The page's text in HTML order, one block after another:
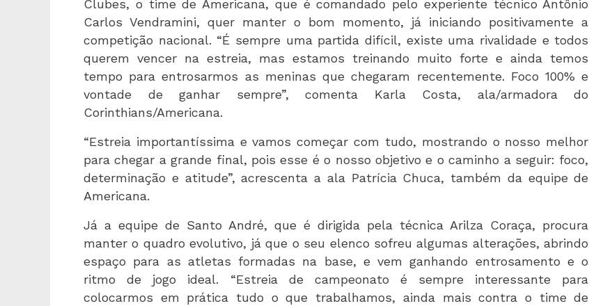
Clubes, o time de Americana, que é comandado pelo experiente técnico Antônio
Carlos Vendramini, quer manter o bom momento, já iniciando positivamente a
competição nacional. “É sempre uma partida difícil, existe uma rivalidade e todos
querem vencer na estreia, mas estamos treinando muito forte e ainda temos
tempo para entrosarmos as meninas que chegaram recentemente. Foco 100% e
vontade de ganhar sempre”, comenta Karla Costa, ala/armadora do
Corinthians/Americana.
“Estreia importantíssima e vamos começar com tudo, mostrando o nosso melhor
para chegar a grande final, pois esse é o nosso objetivo e o caminho a seguir: foco,
determinação e atitude”, acrescenta a ala Patrícia Chuca, também da equipe de
Americana.
Já a equipe de Santo André, que é dirigida pela técnica Arilza Coraça, procura
manter o quadro evolutivo, já que o seu elenco sofreu algumas alterações, abrindo
espaço para as atletas formadas na base, e vem ganhando entrosamento e o
ritmo de jogo ideal. “Estreia de campeonato é sempre interessante para
colocarmos em prática tudo o que trabalhamos, ainda mais contra o time de